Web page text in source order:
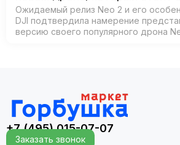
Ожидаемый релиз Neo 2 и его
DJI подтвердила намерение
версию своего популярного дрона
+7 (495) 015-07-07
Заказать звонок